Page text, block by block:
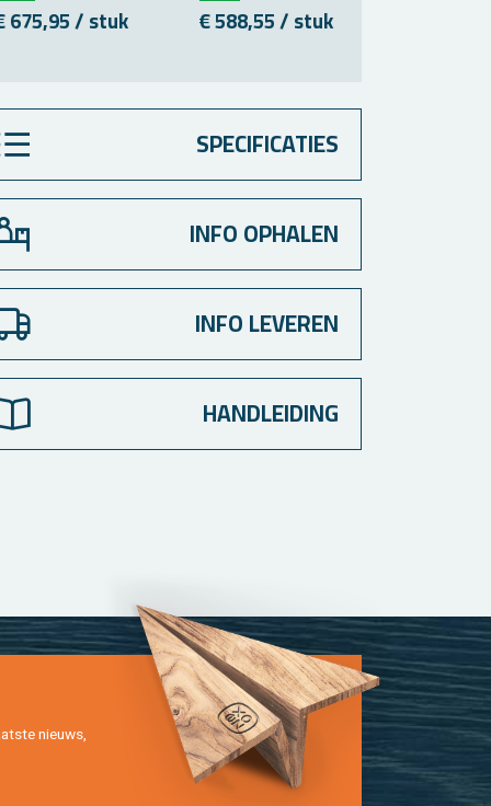
675,95 / stuk € 588,55 / stuk
SPECIFICATIES
INFO OPHALEN
INFO LEVEREN
HANDLEIDING
nieuws,